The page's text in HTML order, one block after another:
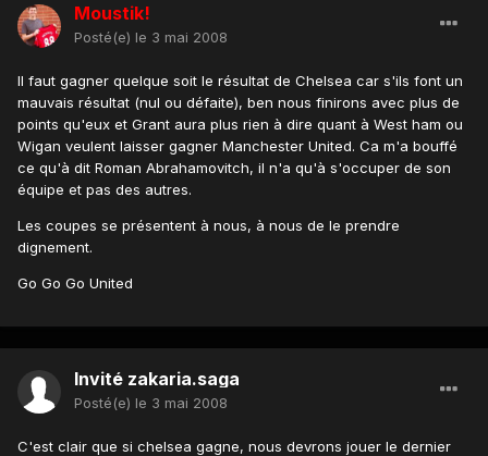
Moustik!
Posté(e) le 3 mai 2008
Il faut gagner quelque soit le résultat de Chelsea car s'ils font un
mauvais résultat (nul ou défaite), ben nous finirons avec plus de
points qu'eux et Grant aura plus rien à dire quant à West ham ou
Wigan veulent laisser gagner Manchester United. Ca m'a bouffé
ce qu'à dit Roman Abrahamovitch, il n'a qu'à s'occuper de son
équipe et pas des autres.
Les coupes se présentent à nous, à nous de le prendre
dignement.
Go Go Go United
Invité zakaria.saga
Posté(e) le 3 mai 2008
C'est clair que si chelsea gagne, nous devrons jouer le dernier